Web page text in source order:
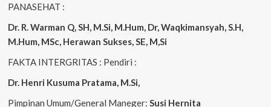
PANASEHAT :
Dr. R. Warman Q, SH, M.Si, M.Hum, Dr, Waqkimansyah, S.H,
M.Hum, MSc, Herawan Sukses, SE, M,Si
FAKTA INTERGRITAS : Pendiri :
Dr. Henri Kusuma Pratama, M.Si,
Pimpinan Umum/General Maneger: Susi Hernita